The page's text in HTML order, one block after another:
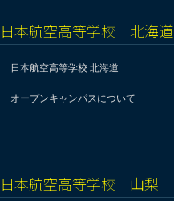
日本航空高等学校 北海道
日本航空高等学校 北海道
オープンキャンパスについて
日本航空高等学校 山梨